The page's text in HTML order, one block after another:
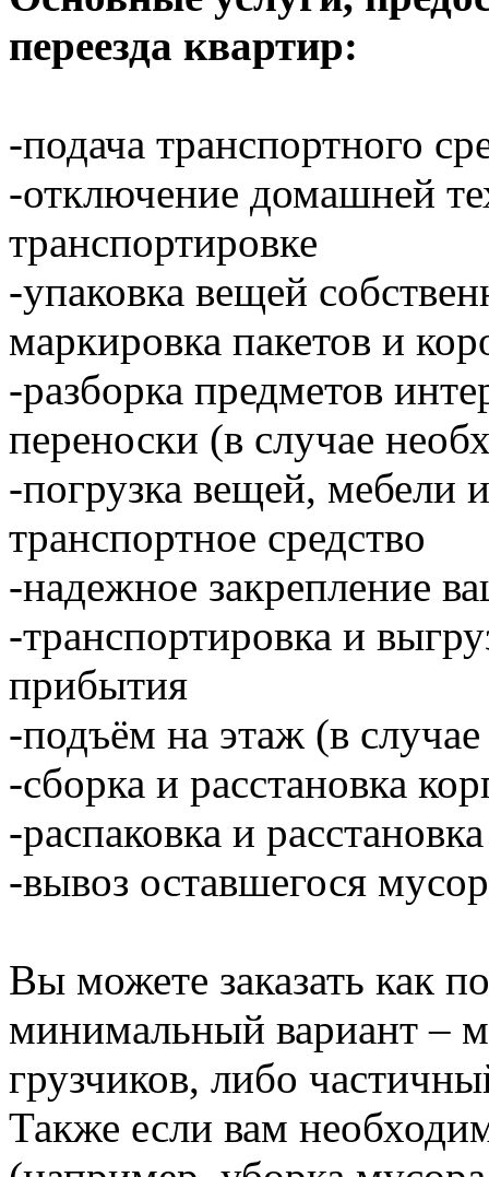
переезда квартир:
-подача транспортного
-отключение домашней
транспортировке
-упаковка вещей
маркировка пакетов и
-разборка предметов
переноски (в случае
-погрузка вещей, мебели
транспортное средство
-надежное закрепление
-транспортировка и
прибытия
-подъём на этаж (в
-сборка и расстановка
-распаковка и
-вывоз оставшегося
Вы можете заказать как
минимальный вариант –
грузчиков, либо
Также если вам